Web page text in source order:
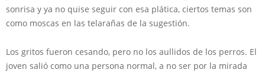
sonrisa y ya no quise seguir con esa plática, ciertos temas son
como moscas en las telarañas de la sugestión.
Los gritos fueron cesando, pero no los aullidos de los perros. El
joven salió como una persona normal, a no ser por la mirada